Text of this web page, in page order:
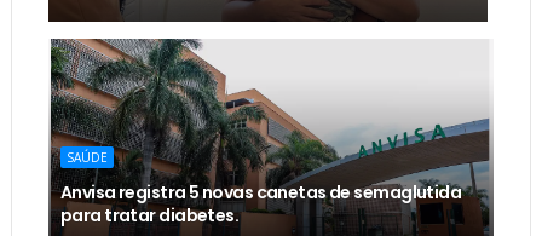
SAÚDE
Anvisa registra 5 novas canetas de semaglutida
para tratar diabetes.